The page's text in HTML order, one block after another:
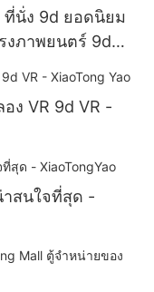
ที่นั่ง 9d ยอดนิยม
งภาพยนตร์ 9d
ง VR 9d VR -
สนใจที่สุด -